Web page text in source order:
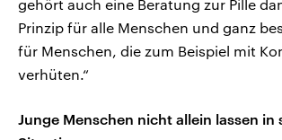
gehört auch eine Beratung zur Pille
Prinzip für alle Menschen und ganz
für Menschen, die zum Beispiel mit
verhüten.“
Junge Menschen nicht allein lassen in